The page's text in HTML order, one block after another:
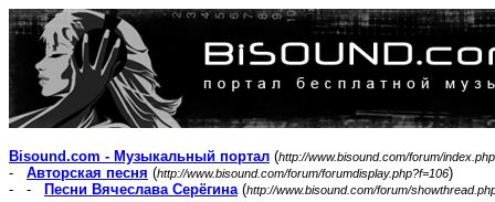
Bisound.com - Музыкальный портал (http://www.bisound.com/forum/index.php
- Авторская песня (http://www.bisound.com/forum/forumdisplay.php?f=106)
- -
Песни Вячеслава Серёгина(http://www.bisound.com/forum/